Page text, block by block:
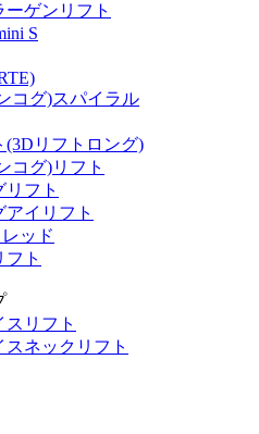
ゲンリフト
S
コグ)スパイラル
(3Dリフトロング)
コグ)リフト
リフト
イリフト
ッド
フト
リフト
ネックリフト